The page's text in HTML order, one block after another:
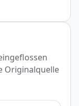
Originalquelle